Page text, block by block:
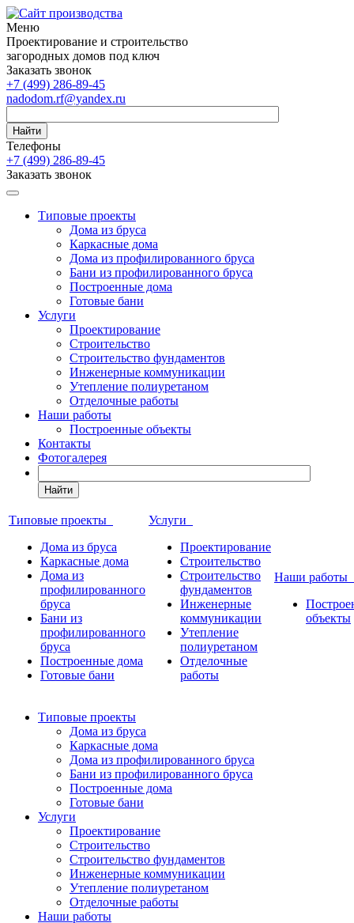
Меню
Проектирование и строительство
загородных домов под ключ
Заказать звонок
+7 (499) 286-89-45
nadodom.rf@yandex.ru
Найти
Телефоны
+7 (499) 286-89-45
Заказать звонок
Типовые проекты
Дома из бруса
Каркасные дома
Дома из профилированного бруса
Бани из профилированного бруса
Построенные дома
Готовые бани
Услуги
Проектирование
Строительство
Строительство фундаментов
Инженерные коммуникации
Утепление полиуретаном
Отделочные работы
Наши работы
Построенные объекты
Контакты
Фотогалерея
Найти
Типовые проекты
Дома из бруса
Каркасные дома
Дома из
профилированного
бруса
Бани из
профилированного
бруса
Построенные дома
Готовые бани
Услуги
Проектирование
Строительство
Строительство
фундаментов
Инженерные
коммуникации
Утепление
полиуретаном
Отделочные
работы
Наши работы
объекты
Типовые проекты
Дома из бруса
Каркасные дома
Дома из профилированного бруса
Бани из профилированного бруса
Построенные дома
Готовые бани
Услуги
Проектирование
Строительство
Строительство фундаментов
Инженерные коммуникации
Утепление полиуретаном
Отделочные работы
Наши работы